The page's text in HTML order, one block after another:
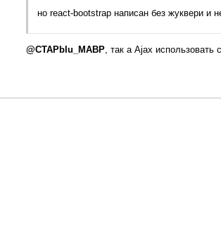
но react-bootstrap написан без жуквери и
@CTAPbIu_MABP, так а Ajax использовать